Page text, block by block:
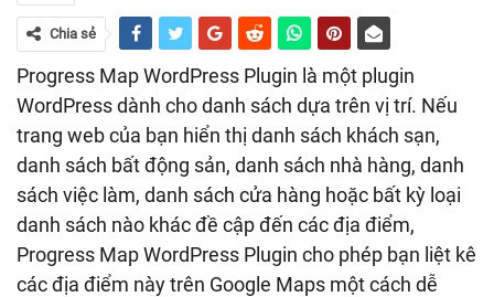
Chia sẻ
Progress Map WordPress Plugin là một plugin
WordPress dành cho danh sách dựa trên vị trí. Nếu
trang web của bạn hiển thị danh sách khách sạn,
danh sách bất động sản, danh sách nhà hàng, danh
sách việc làm, danh sách cửa hàng hoặc bất kỳ loại
danh sách nào khác đề cập đến các địa điểm,
Progress Map WordPress Plugin cho phép bạn liệt kê
các địa điểm này trên Google Maps một cách dễ